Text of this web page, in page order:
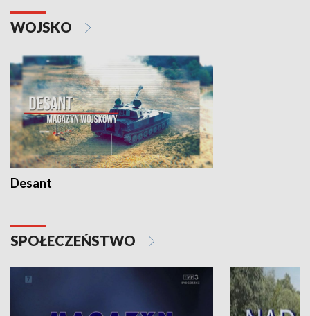
WOJSKO
Desant
SPOŁECZEŃSTWO